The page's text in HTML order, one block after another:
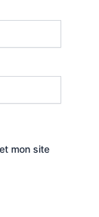
mon site